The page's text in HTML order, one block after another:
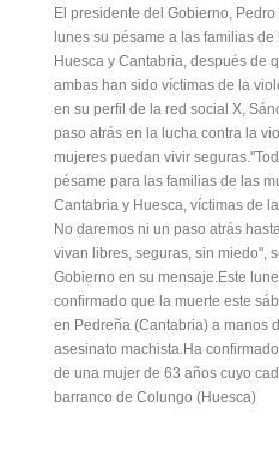
El presidente del Gobierno,
lunes su pésame a las familias
Huesca y Cantabria, después de
ambas han sido víctimas de la
en su perfil de la red social X,
paso atrás en la lucha contra la
mujeres puedan vivir
pésame para las familias de las
Cantabria y Huesca, víctimas de
No daremos ni un paso atrás
vivan libres, seguras, sin miedo",
Gobierno en su mensaje.Este
confirmado que la muerte este
en Pedreña (Cantabria) a manos
asesinato machista.Ha
de una mujer de 63 años cuyo
barranco de Colungo (Huesca)